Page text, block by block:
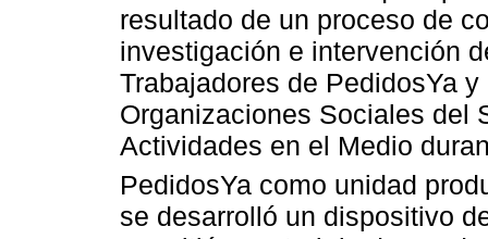
resultado de un proceso de
investigación e intervención
Trabajadores de PedidosYa
Organizaciones Sociales del
Actividades en el Medio
PedidosYa como unidad
se desarrolló un dispositivo